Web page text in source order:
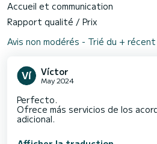
Accueil et communication
Rapport qualité / Prix
Avis non modérés - Trié du + récent
Víctor
May 2024
Perfecto.
Ofrece más servicios de los
adicional.